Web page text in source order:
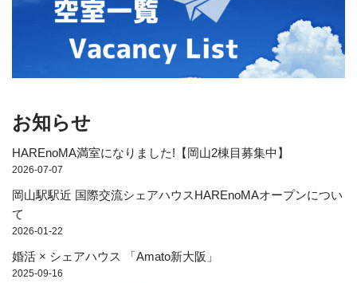
お知らせ
HAREnoMA満室になりました!【岡山2棟目募集中】
2026-07-07
岡山駅駅近 国際交流シェアハウスHAREnoMAオープンについ
て
2026-01-22
婚活 × シェアハウス 「Amato新大阪」
2025-09-16